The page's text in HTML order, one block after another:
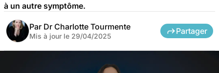
à un autre symptôme.
Par Dr Charlotte Tourmente
Mis à jour le 29/04/2025
Partager